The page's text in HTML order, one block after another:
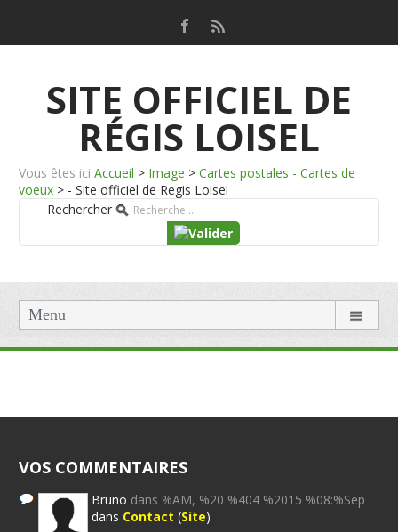
SITE OFFICIEL DE
RÉGIS LOISEL
Vous êtes ici Accueil > Image > Cartes postales - Cartes de
voeux > - Site officiel de Regis Loisel
Rechercher
Menu
VOS COMMENTAIRES
Bruno dans %AM, %20 %404 %2015 %08:%Sep
dans Contact (Site)